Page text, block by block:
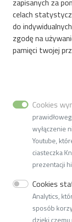
kontakt:
dr hab. inż.
- Fluorymetr
skorelowanego
(Edinburgh
można wykonać
fluorescencji i
parametrów
Kontakt:
dr Anna Sykuła
tel. (+48 42)
Wirówka
Kołyska
Instytut
Kosmetyków
90-537 Łódź, ul.
tel. (+48 42)
email:
AE:PL-77859-
Biblioteka
Rekrutacja
Deklaracja
zapisanych za
celach
do
zgodę na
pamięci twojej
Cookies
wyłączenie
Youtube,
ciasteczka
prezentacji
Cookies
Analytics,
sposób
dzięki